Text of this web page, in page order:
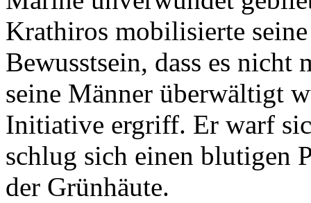
Krathiros mobilisierte
Bewusstsein, dass es nicht
seine Männer überwältigt
Initiative ergriff. Er warf
schlug sich einen blutigen
der Grünhäute.